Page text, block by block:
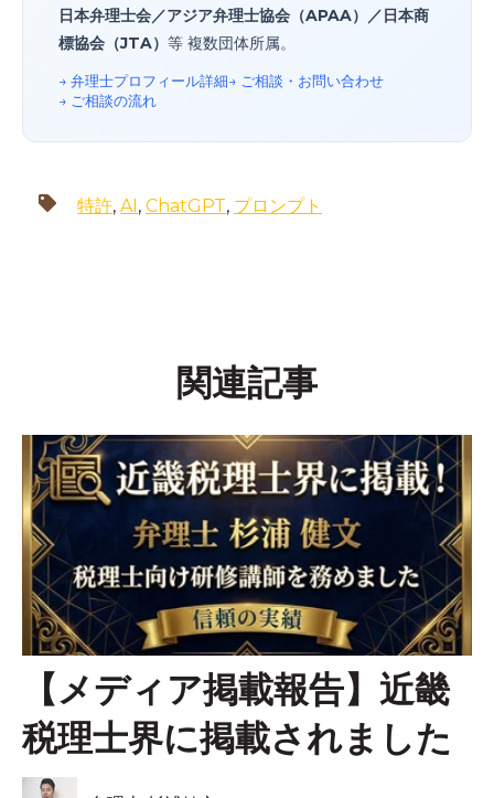
日本弁理士会／アジア弁理士協会（APAA）／日本商
標協会（JTA） 等 複数団体所属。
→ 弁理士プロフィール詳細→ ご相談・お問い合わせ
→ ご相談の流れ
特許, AI , ChatGPT, プロンプト
関連記事
【メディア掲載報告】近畿
税理士界に掲載されました